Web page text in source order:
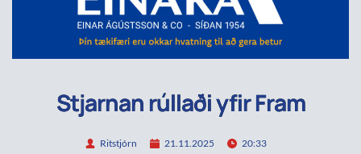
Stjarnan rúllaði yfir Fram
Ritstjórn 21.11.2025 20:33